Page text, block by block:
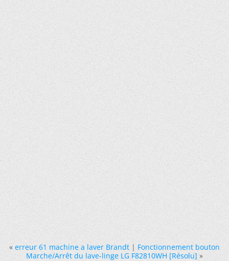
« erreur 61 machine a laver Brandt|Fonctionnement bouton
Marche/Arrêt du lave-linge LG F82810WH [Résolu] »